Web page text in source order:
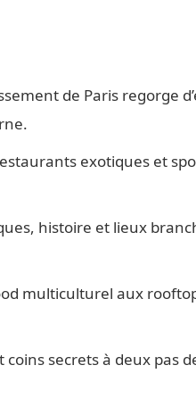
de Paris regorge
exotiques et
histoire et lieux
multiculturel aux
secrets à deux pas